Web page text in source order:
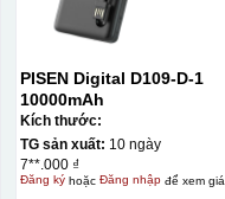
PISEN Digital D109-D-1
10000mAh
Kích thước:
TG sản xuất: 10 ngày
7**.000 ₫
Đăng kýhoặc Đăng nhậpđể xem giá